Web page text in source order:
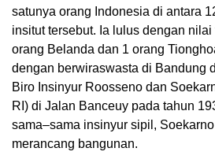
satunya orang Indonesia di antara
insitut tersebut. Ia lulus dengan
orang Belanda dan 1 orang
dengan berwiraswasta di Bandung
Biro Insinyur Roosseno dan
RI) di Jalan Banceuy pada tahun
sama–sama insinyur sipil,
merancang bangunan.